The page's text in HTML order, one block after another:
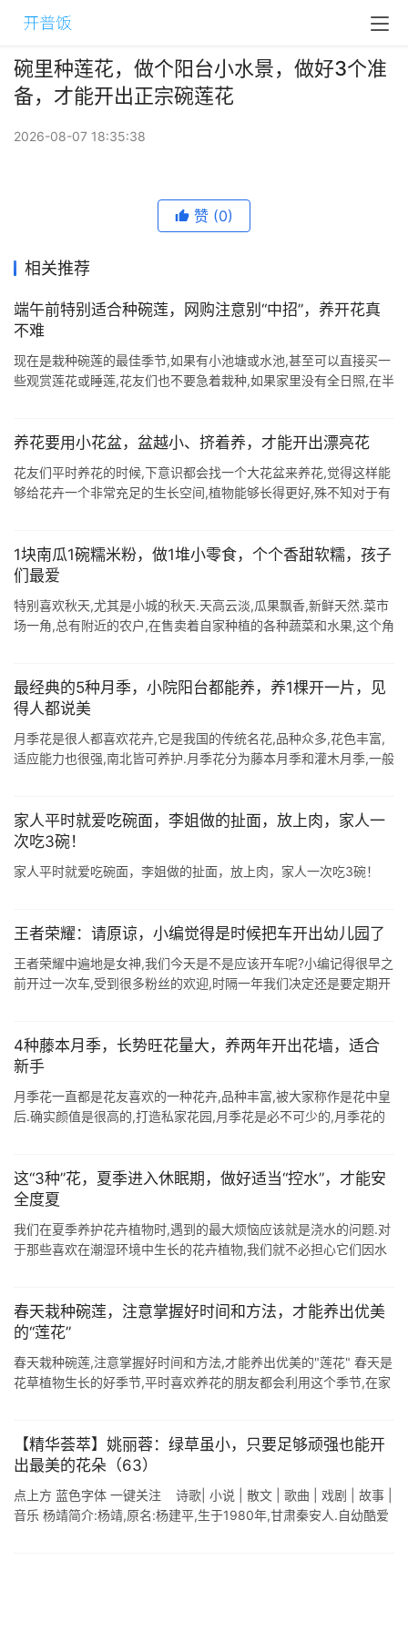
碗里种莲花，做个阳台小水景，做好3个准
备，才能开出正宗碗莲花
2026-08-07 18:35:38
赞 (0)
相关推荐
端午前特别适合种碗莲，网购注意别“中招”，养开花真
不难
现在是栽种碗莲的最佳季节,如果有小池塘或水池,甚至可以直接买一
些观赏莲花或睡莲,花友们也不要急着栽种,如果家里没有全日照,在半
养花要用小花盆，盆越小、挤着养，才能开出漂亮花
花友们平时养花的时候,下意识都会找一个大花盆来养花,觉得这样能
够给花卉一个非常充足的生长空间,植物能够长得更好,殊不知对于有
1块南瓜1碗糯米粉，做1堆小零食，个个香甜软糯，孩子
们最爱
特别喜欢秋天,尤其是小城的秋天.天高云淡,瓜果飘香,新鲜天然.菜市
场一角,总有附近的农户,在售卖着自家种植的各种蔬菜和水果,这个角
最经典的5种月季，小院阳台都能养，养1棵开一片，见
得人都说美
月季花是很人都喜欢花卉,它是我国的传统名花,品种众多,花色丰富,
适应能力也很强,南北皆可养护.月季花分为藤本月季和灌木月季,一般
家人平时就爱吃碗面，李姐做的扯面，放上肉，家人一
次吃3碗！
家人平时就爱吃碗面，李姐做的扯面，放上肉，家人一次吃3碗！
王者荣耀：请原谅，小编觉得是时候把车开出幼儿园了
王者荣耀中遍地是女神,我们今天是不是应该开车呢?小编记得很早之
前开过一次车,受到很多粉丝的欢迎,时隔一年我们决定还是要定期开
4种藤本月季，长势旺花量大，养两年开出花墙，适合
新手
月季花一直都是花友喜欢的一种花卉,品种丰富,被大家称作是花中皇
后.确实颜值是很高的,打造私家花园,月季花是必不可少的,月季花的
这“3种”花，夏季进入休眠期，做好适当“控水”，才能安
全度夏
我们在夏季养护花卉植物时,遇到的最大烦恼应该就是浇水的问题.对
于那些喜欢在潮湿环境中生长的花卉植物,我们就不必担心它们因水
春天栽种碗莲，注意掌握好时间和方法，才能养出优美
的“莲花”
春天栽种碗莲,注意掌握好时间和方法,才能养出优美的"莲花" 春天是
花草植物生长的好季节,平时喜欢养花的朋友都会利用这个季节,在家
【精华荟萃】姚丽蓉：绿草虽小，只要足够顽强也能开
出最美的花朵（63）
点上方 蓝色字体 一键关注 诗歌| 小说 | 散文 | 歌曲 | 戏剧 | 故事 |
音乐 杨靖简介:杨靖,原名:杨建平,生于1980年,甘肃秦安人.自幼酷爱